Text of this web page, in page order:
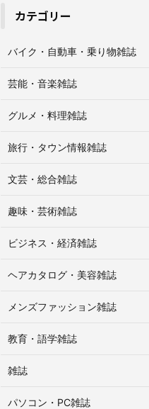
カテゴリー
バイク・自動車・乗り物雑誌
芸能・音楽雑誌
グルメ・料理雑誌
旅行・タウン情報雑誌
文芸・総合雑誌
趣味・芸術雑誌
ビジネス・経済雑誌
ヘアカタログ・美容雑誌
メンズファッション雑誌
教育・語学雑誌
雑誌
パソコン・PC雑誌